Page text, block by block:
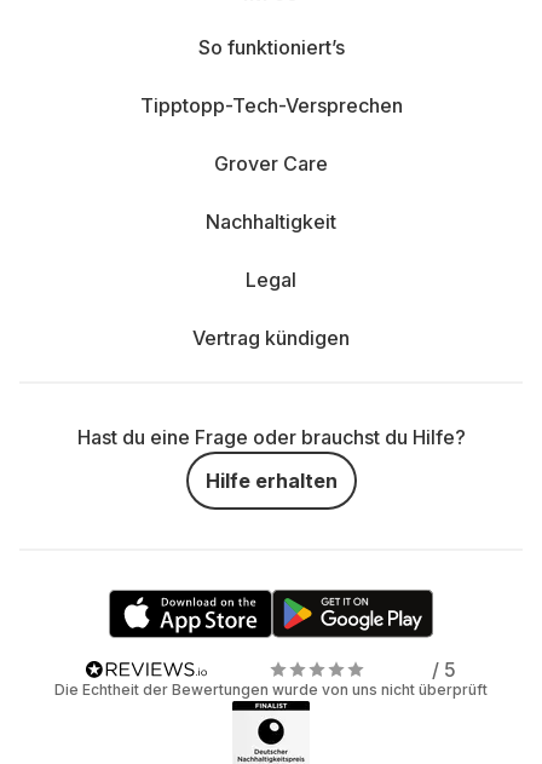
So funktioniert’s
Tipptopp-Tech-Versprechen
Grover Care
Nachhaltigkeit
Legal
Vertrag kündigen
Hast du eine Frage oder brauchst du Hilfe?
Hilfe erhalten
/ 5
Die Echtheit der Bewertungen wurde von uns nicht überprüft